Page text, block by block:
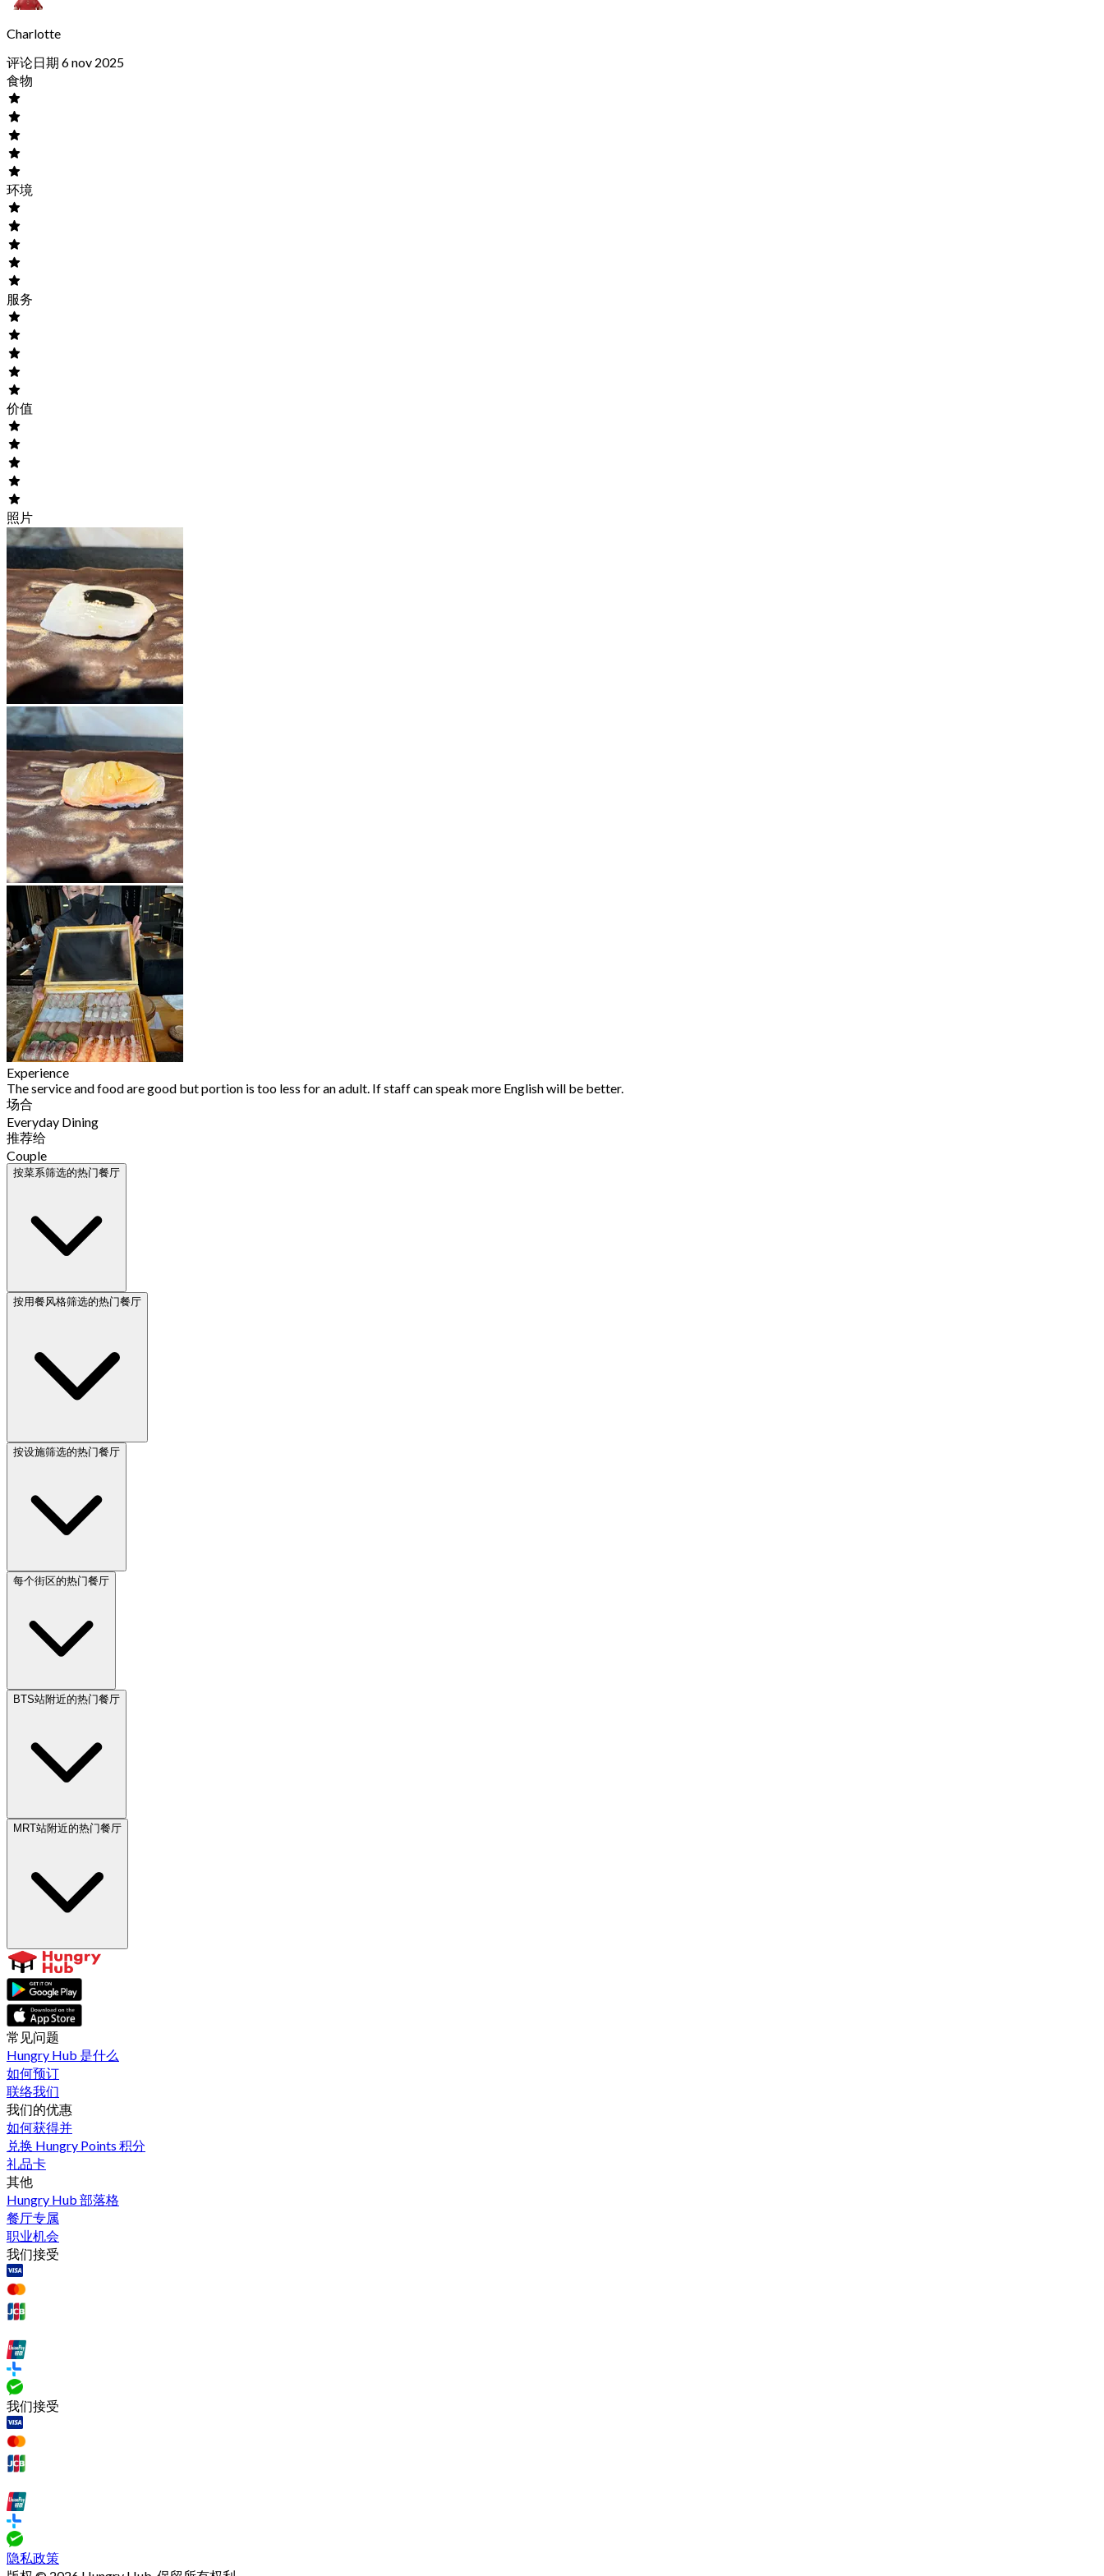
Charlotte
评论日期 6 nov 2025
食物
环境
服务
价值
照片
Experience
The service and food are good but portion is too less for an adult. If staff can speak more English will be better.
场合
Everyday Dining
推荐给
Couple
按菜系筛选的热门餐厅
按用餐风格筛选的热门餐厅
按设施筛选的热门餐厅
每个街区的热门餐厅
BTS站附近的热门餐厅
MRT站附近的热门餐厅
常见问题
Hungry Hub 是什么
如何预订
联络我们
我们的优惠
如何获得并
兑换 Hungry Points 积分
礼品卡
其他
Hungry Hub 部落格
餐厅专属
职业机会
我们接受
我们接受
隐私政策